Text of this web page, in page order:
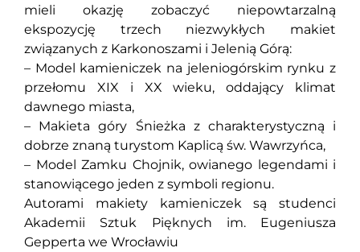
mieli okazję zobaczyć niepowtarzalną
ekspozycję trzech niezwykłych makiet
związanych z Karkonoszami i Jelenią Górą:
– Model kamieniczek na jeleniogórskim rynku z
przełomu XIX i XX wieku, oddający klimat
dawnego miasta,
– Makieta góry Śnieżka z charakterystyczną i
dobrze znaną turystom Kaplicą św. Wawrzyńca,
– Model Zamku Chojnik, owianego legendami i
stanowiącego jeden z symboli regionu.
Autorami makiety kamieniczek są studenci
Akademii Sztuk Pięknych im. Eugeniusza
Gepperta we Wrocławiu